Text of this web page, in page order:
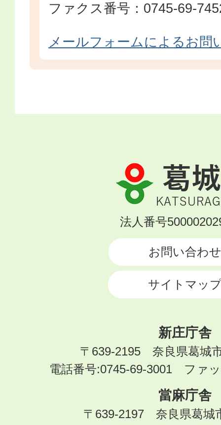
ファクス番号：0745-69-
メールフォームによるお問
葛
城
市
KATSURAGI
法人番号
お問い合わせ
サイトマッ
新庄庁舎
〒639-2195 奈良県葛城
電話番号:0745-69-3001 ファ
當麻庁舎
〒639-2197 奈良県葛城